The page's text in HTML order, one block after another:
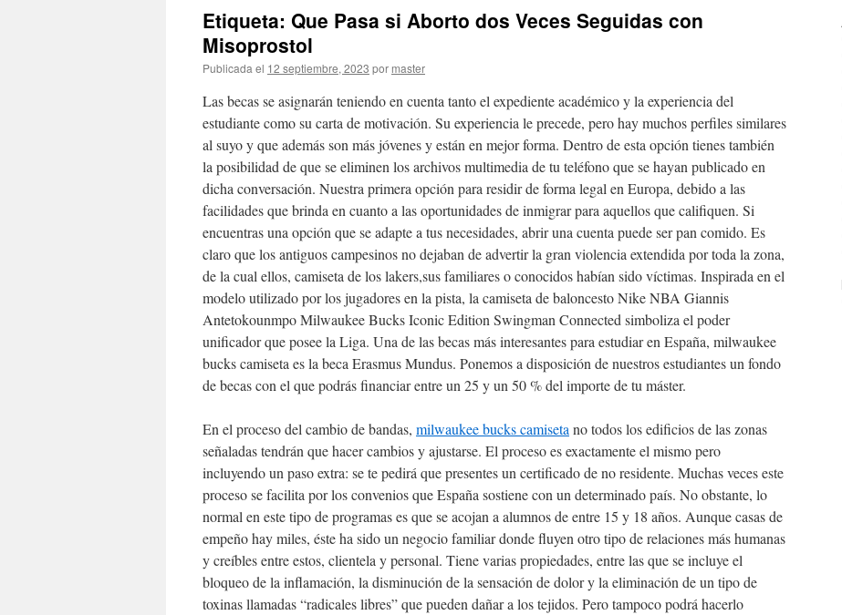
Etiqueta: Que Pasa si Aborto dos Veces Seguidas con
Misoprostol
Publicada el 12 septiembre, 2023 por master
Las becas se asignarán teniendo en cuenta tanto el expediente académico y la experiencia del
estudiante como su carta de motivación. Su experiencia le precede, pero hay muchos perfiles similares
al suyo y que además son más jóvenes y están en mejor forma. Dentro de esta opción tienes también
la posibilidad de que se eliminen los archivos multimedia de tu teléfono que se hayan publicado en
dicha conversación. Nuestra primera opción para residir de forma legal en Europa, debido a las
facilidades que brinda en cuanto a las oportunidades de inmigrar para aquellos que califiquen. Si
encuentras una opción que se adapte a tus necesidades, abrir una cuenta puede ser pan comido. Es
claro que los antiguos campesinos no dejaban de advertir la gran violencia extendida por toda la zona,
de la cual ellos, camiseta de los lakers,sus familiares o conocidos habían sido víctimas. Inspirada en el
modelo utilizado por los jugadores en la pista, la camiseta de baloncesto Nike NBA Giannis
Antetokounmpo Milwaukee Bucks Iconic Edition Swingman Connected simboliza el poder
unificador que posee la Liga. Una de las becas más interesantes para estudiar en España, milwaukee
bucks camiseta es la beca Erasmus Mundus. Ponemos a disposición de nuestros estudiantes un fondo
de becas con el que podrás financiar entre un 25 y un 50 % del importe de tu máster.
En el proceso del cambio de bandas, milwaukee bucks camiseta no todos los edificios de las zonas
señaladas tendrán que hacer cambios y ajustarse. El proceso es exactamente el mismo pero
incluyendo un paso extra: se te pedirá que presentes un certificado de no residente. Muchas veces este
proceso se facilita por los convenios que España sostiene con un determinado país. No obstante, lo
normal en este tipo de programas es que se acojan a alumnos de entre 15 y 18 años. Aunque casas de
empeño hay miles, éste ha sido un negocio familiar donde fluyen otro tipo de relaciones más humanas
y creíbles entre estos, clientela y personal. Tiene varias propiedades, entre las que se incluye el
bloqueo de la inflamación, la disminución de la sensación de dolor y la eliminación de un tipo de
toxinas llamadas “radicales libres” que pueden dañar a los tejidos. Pero tampoco podrá hacerlo